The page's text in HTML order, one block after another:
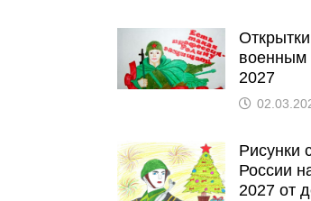
военным
2027
Рисунки
России
2027 от